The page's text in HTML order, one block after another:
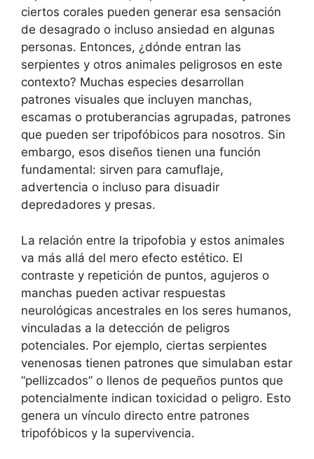
ciertos corales pueden generar esa sensación
de desagrado o incluso ansiedad en algunas
personas. Entonces, ¿dónde entran las
serpientes y otros animales peligrosos en este
contexto? Muchas especies desarrollan
patrones visuales que incluyen manchas,
escamas o protuberancias agrupadas, patrones
que pueden ser tripofóbicos para nosotros. Sin
embargo, esos diseños tienen una función
fundamental: sirven para camuflaje,
advertencia o incluso para disuadir
depredadores y presas.
La relación entre la tripofobia y estos animales
va más allá del mero efecto estético. El
contraste y repetición de puntos, agujeros o
manchas pueden activar respuestas
neurológicas ancestrales en los seres humanos,
vinculadas a la detección de peligros
potenciales. Por ejemplo, ciertas serpientes
venenosas tienen patrones que simulaban estar
“pellizcados” o llenos de pequeños puntos que
potencialmente indican toxicidad o peligro. Esto
genera un vínculo directo entre patrones
tripofóbicos y la supervivencia.